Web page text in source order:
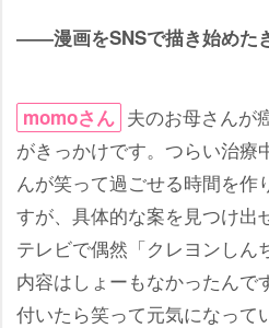
――漫画をSNSで描き始めた
momoさん 夫のお母さんが
がきっかけです。つらい治療
んが笑って過ごせる時間を作
すが、具体的な案を見つけ出
テレビで偶然「クレヨンしん
内容はしょーもなかったんで
付いたら笑って元気になって